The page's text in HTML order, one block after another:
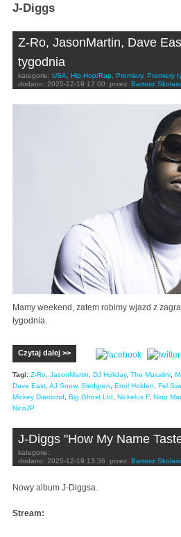
J-Diggs
Z-Ro, JasonMartin, Dave
tygodnia
kategorie: USA, Hip-Hop/Rap, Premiery, Premiery
dodano: 2025-12-19 17:00 przez: Bartosz
Mamy weekend, zatem robimy wjazd z
tygodnia.
Czytaj dalej >>
Tagi: Z-Ro JasonMartin DJ Holiday, The Musalini
Dave East AJ Snow, Sledgren Errol Holden Fel
Mickey Diamond
Big Ghost Ltd Nickelus F, Nino
NicoJP
J-Diggs "How My Name
kategorie:
dodano: 2025-12-19 13:36 przez: Bartosz
Nowy album J-Diggsa.
Stream: